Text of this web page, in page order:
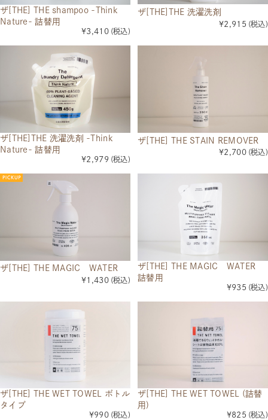
ザ[THE] THE shampoo -Think
Nature- 詰替用
¥3,410 (税込)
ザ[THE]THE 洗濯洗剤
¥2,915 (税込)
ザ[THE]THE 洗濯洗剤 -Think
Nature- 詰替用
¥2,979 (税込)
ザ[THE] THE STAIN REMOVER
¥2,700 (税込)
ザ[THE] THE MAGIC WATER
¥1,430 (税込)
ザ[THE] THE MAGIC WATER
詰替用
¥935 (税込)
ザ[THE] THE WET TOWEL ボトル
タイプ
¥990 (税込)
ザ[THE] THE WET TOWEL (詰替
用)
¥825 (税込)